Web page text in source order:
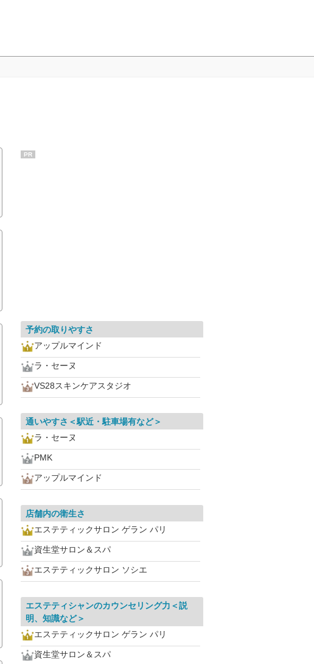
PR
予約の取りやすさ
アップルマインド
ラ・セーヌ
VS28スキンケアスタジオ
通いやすさ＜駅近・駐車場有など＞
ラ・セーヌ
PMK
アップルマインド
店舗内の衛生さ
エステティックサロン ゲラン パリ
資生堂サロン＆スパ
エステティックサロン ソシエ
エステティシャンのカウンセリング力＜説
明、知識など＞
エステティックサロン ゲラン パリ
資生堂サロン＆スパ